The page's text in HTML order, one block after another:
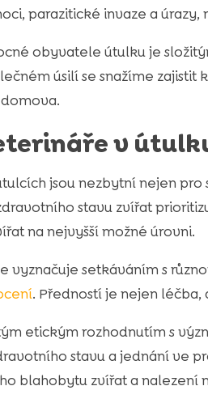
parazitické invaze a
obyvatele útulku je
úsilí se snažíme
v
jsou nezbytní nejen
stavu zvířat
na nejvyšší možné úrovni.
vyznačuje setkáváním s
. Předností je nejen
etickým rozhodnutím s
stavu a jednání ve
blahobytu zvířat a nalezení